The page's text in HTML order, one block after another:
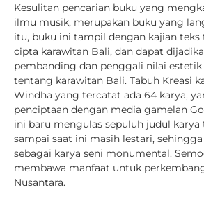
Kesulitan pencarian buku yang
ilmu musik, merupakan buku yang
itu, buku ini tampil dengan kajian teks
cipta karawitan Bali, dan dapat
pembanding dan penggali nilai
tentang karawitan Bali. Tabuh Kreasi
Windha yang tercatat ada 64 karya,
penciptaan dengan media gamelan
ini baru mengulas sepuluh judul karya
sampai saat ini masih lestari,
sebagai karya seni monumental.
membawa manfaat untuk
Nusantara.